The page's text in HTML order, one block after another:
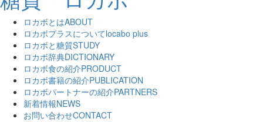
ロカボとはABOUT
ロカボプラスについてlocabo plus
ロカボと糖質STUDY
ロカボ辞典DICTIONARY
ロカボ食の紹介PRODUCT
ロカボ書籍の紹介PUBLICATION
ロカボパートナーの紹介PARTNERS
新着情報NEWS
お問い合わせCONTACT